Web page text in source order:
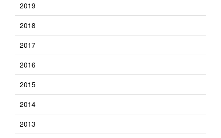
2019
2018
2017
2016
2015
2014
2013